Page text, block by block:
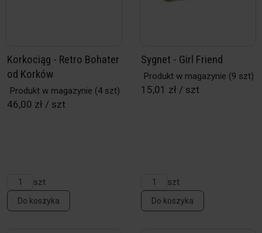
Korkociąg - Retro Bohater
od Korków
Produkt w magazynie (4 szt)
46,00 zł / szt
szt
Do koszyka
Sygnet - Girl Friend
Produkt w magazynie (9 szt)
15,01 zł / szt
szt
Do koszyka